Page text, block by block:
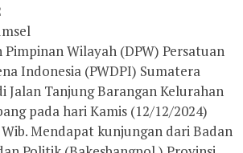
Wilayah (DPW) Persatuan
Indonesia (PWDPI) Sumatera
Jalan Tanjung Barangan Kelurahan
pada hari Kamis (12/12/2024)
Mendapat kunjungan dari Badan